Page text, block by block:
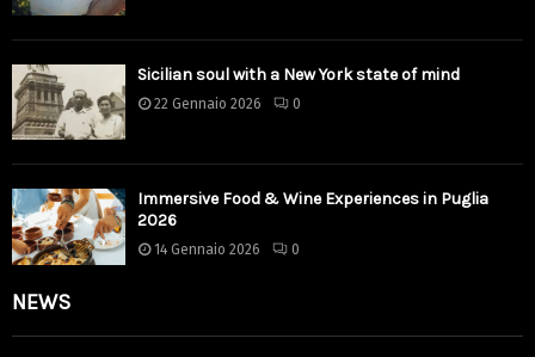
Sicilian soul with a New York state of mind
22 Gennaio 2026 0
Immersive Food & Wine Experiences in Puglia
2026
14 Gennaio 2026 0
NEWS